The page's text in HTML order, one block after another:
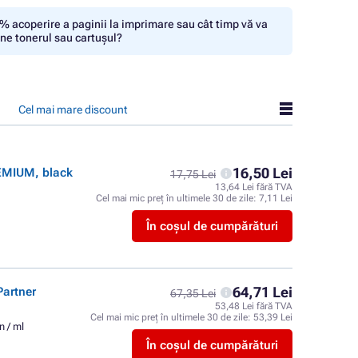
acoperire a paginii la imprimare sau cât timp vă va
tonerul sau cartușul?
Cel mai mare discount
black 17,75 Lei 16,50 Lei
13,64 Lei fără TVA
Cel mai mic preț în ultimele 30 de zile: 7,11 Lei
În coșul de cumpărături
/ ml
67,35 Lei 64,71 Lei
53,48 Lei fără TVA
Cel mai mic preț în ultimele 30 de zile: 53,39 Lei
În coșul de cumpărături